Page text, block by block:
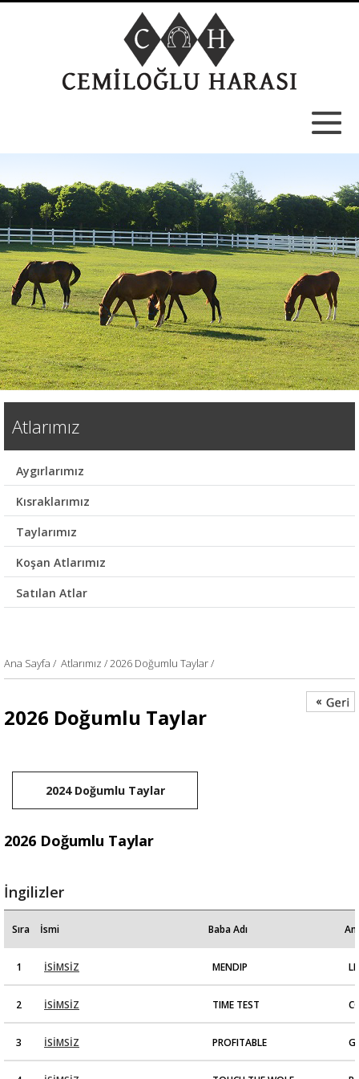
Atlarımız
Aygırlarımız
Kısraklarımız
Taylarımız
Koşan Atlarımız
Satılan Atlar
Ana Sayfa / Atlarımız /2026 Doğumlu Taylar /
2026 Doğumlu Taylar
2024 Doğumlu Taylar
2026 Doğumlu Taylar
İngilizler
Sıra İsmi Baba Adı
1 İSİMSİZ MENDIP
2 İSİMSİZ TIME TEST
3 İSİMSİZ PROFITABLE